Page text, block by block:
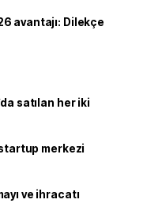
avantajı: Dilekçe
satılan her iki
startup merkezi
ve ihracatı